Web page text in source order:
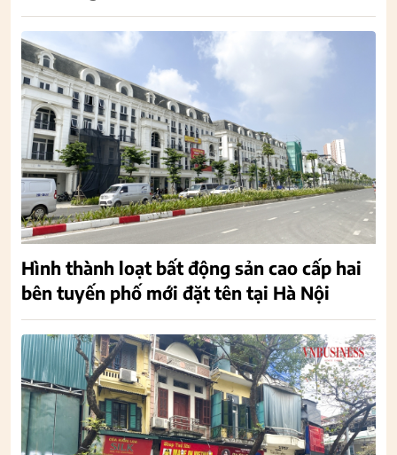
Hình thành loạt bất động sản cao cấp hai
bên tuyến phố mới đặt tên tại Hà Nội